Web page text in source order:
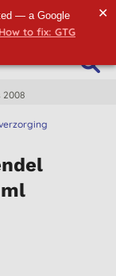
— a Google
How to fix: GTG
✕
2008